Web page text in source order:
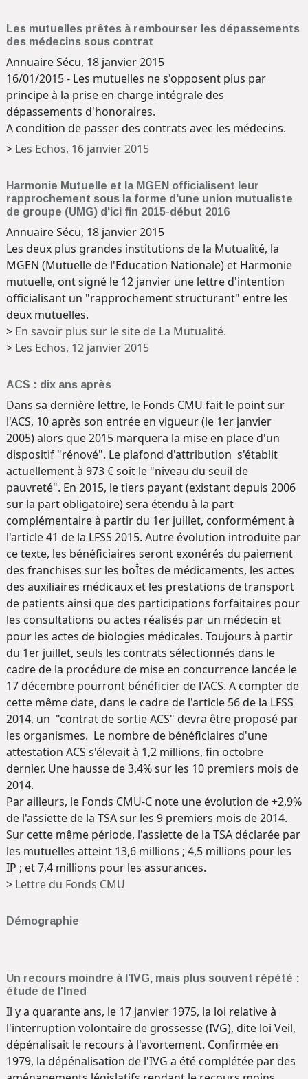
Les mutuelles prêtes à rembourser les dépassements
des médecins sous contrat
Annuaire Sécu, 18 janvier 2015
16/01/2015 - Les mutuelles ne s'opposent plus par
principe à la prise en charge intégrale des
dépassements d'honoraires.
A condition de passer des contrats avec les médecins.
> Les Echos, 16 janvier 2015
Harmonie Mutuelle et la MGEN officialisent leur
rapprochement sous la forme d'une union mutualiste
de groupe (UMG) d'ici fin 2015-début 2016
Annuaire Sécu, 18 janvier 2015
Les deux plus grandes institutions de la Mutualité, la
MGEN (Mutuelle de l'Education Nationale) et Harmonie
mutuelle, ont signé le 12 janvier une lettre d'intention
officialisant un "rapprochement structurant" entre les
deux mutuelles.
> En savoir plus sur le site de La Mutualité.
> Les Echos, 12 janvier 2015
ACS : dix ans après
Dans sa dernière lettre, le Fonds CMU fait le point sur
l'ACS, 10 après son entrée en vigueur (le 1er janvier
2005) alors que 2015 marquera la mise en place d'un
dispositif "rénové". Le plafond d'attribution s'établit
actuellement à 973 € soit le "niveau du seuil de
pauvreté". En 2015, le tiers payant (existant depuis 2006
sur la part obligatoire) sera étendu à la part
complémentaire à partir du 1er juillet, conformément à
l'article 41 de la LFSS 2015. Autre évolution introduite par
ce texte, les bénéficiaires seront exonérés du paiement
des franchises sur les boÎtes de médicaments, les actes
des auxiliaires médicaux et les prestations de transport
de patients ainsi que des participations forfaitaires pour
les consultations ou actes réalisés par un médecin et
pour les actes de biologies médicales. Toujours à partir
du 1er juillet, seuls les contrats sélectionnés dans le
cadre de la procédure de mise en concurrence lancée le
17 décembre pourront bénéficier de l'ACS. A compter de
cette même date, dans le cadre de l'article 56 de la LFSS
2014, un "contrat de sortie ACS" devra être proposé par
les organismes. Le nombre de bénéficiaires d'une
attestation ACS s'élevait à 1,2 millions, fin octobre
dernier. Une hausse de 3,4% sur les 10 premiers mois de
2014.
Par ailleurs, le Fonds CMU-C note une évolution de +2,9%
de l'assiette de la TSA sur les 9 premiers mois de 2014.
Sur cette même période, l'assiette de la TSA déclarée par
les mutuelles atteint 13,6 millions ; 4,5 millions pour les
IP ; et 7,4 millions pour les assurances.
> Lettre du Fonds CMU
Démographie
Un recours moindre à l'IVG, mais plus souvent répété :
étude de l'Ined
Il y a quarante ans, le 17 janvier 1975, la loi relative à
l'interruption volontaire de grossesse (IVG), dite loi Veil,
dépénalisait le recours à l'avortement. Confirmée en
1979, la dépénalisation de l'IVG a été complétée par des